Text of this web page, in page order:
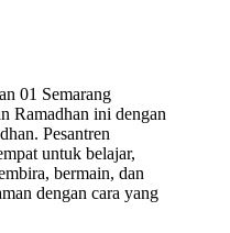
01 Semarang
Ramadhan ini dengan
Pesantren
untuk belajar,
bermain, dan
dengan cara yang